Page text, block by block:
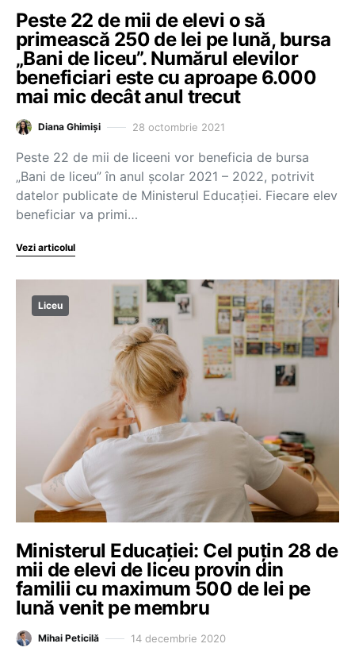
Peste 22 de mii de elevi o să
primească 250 de lei pe lună, bursa
„Bani de liceu”. Numărul elevilor
beneficiari este cu aproape 6.000
mai mic decât anul trecut
Diana Ghimiși 28 octombrie 2021
Peste 22 de mii de liceeni vor beneficia de bursa
„Bani de liceu” în anul școlar 2021 – 2022, potrivit
datelor publicate de Ministerul Educației. Fiecare elev
beneficiar va primi…
Vezi articolul
Liceu
Ministerul Educației: Cel puțin 28 de
mii de elevi de liceu provin din
familii cu maximum 500 de lei pe
lună venit pe membru
Mihai Peticilă 14 decembrie 2020